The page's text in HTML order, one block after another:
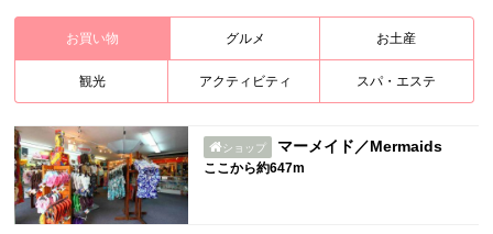
お買い物 グルメ お土産
観光 アクティビティ スパ・エステ
ショップ マーメイド／Mermaids
ここから約647m